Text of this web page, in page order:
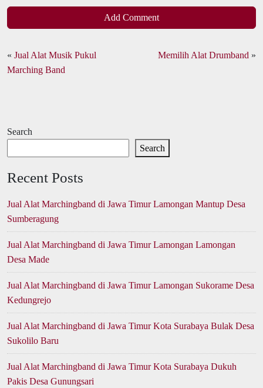
Add Comment
« Jual Alat Musik Pukul
Marching Band
Memilih Alat Drumband »
Search
Search
Recent Posts
Jual Alat Marchingband di Jawa Timur Lamongan Mantup Desa
Sumberagung
Jual Alat Marchingband di Jawa Timur Lamongan Lamongan
Desa Made
Jual Alat Marchingband di Jawa Timur Lamongan Sukorame Desa
Kedungrejo
Jual Alat Marchingband di Jawa Timur Kota Surabaya Bulak Desa
Sukolilo Baru
Jual Alat Marchingband di Jawa Timur Kota Surabaya Dukuh
Pakis Desa Gunungsari